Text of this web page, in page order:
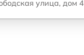
улица, дом 4